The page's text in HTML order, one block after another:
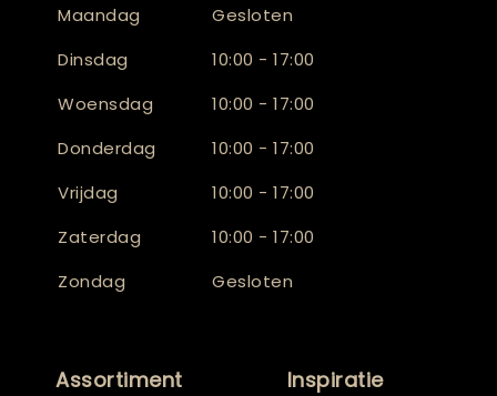
Maandag
Gesloten
Dinsdag
10:00 - 17:00
Woensdag
10:00 - 17:00
Donderdag
10:00 - 17:00
Vrijdag
10:00 - 17:00
Zaterdag
10:00 - 17:00
Zondag
Gesloten
Assortiment Inspiratie